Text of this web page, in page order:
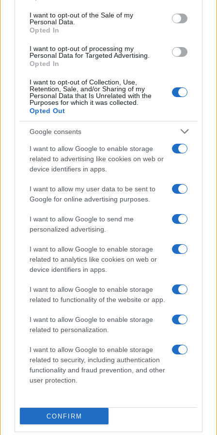
use your data for below specified purposes in below Google
consent section.
I want to opt-out of the Sale of my
Personal Data.
Opted In
I want to opt-out of processing my
Personal Data for Targeted Advertising.
Opted In
I want to opt-out of Collection, Use,
Retention, Sale, and/or Sharing of my
Personal Data that Is Unrelated with the
Purposes for which it was collected.
Opted Out
Google consents
I want to allow Google to enable storage
related to advertising like cookies on web or
device identifiers in apps.
I want to allow my user data to be sent to
Google for online advertising purposes.
I want to allow Google to send me
personalized advertising.
I want to allow Google to enable storage
related to analytics like cookies on web or
device identifiers in apps.
I want to allow Google to enable storage
related to functionality of the website or app.
I want to allow Google to enable storage
related to personalization.
I want to allow Google to enable storage
related to security, including authentication
functionality and fraud prevention, and other
user protection.
CONFIRM
TAGS
ΣΕΙΣΜΟΣ ΣΕΙΣΜΟΣ ΤΩΡΑ
ΣΕΙΣΜΟΣ ΣΚΥΡΟΣ
ΕΥΘΥΜΙΟΣ ΛΕΚΚΑΣ
Ροή Ειδήσεων
ΖΩΔΙΑ
09/08/26 - 23:43
Ζώδια: Οι αστρολογικές προβλέψεις για την Δευτέρα 10/8
από την Αλεξάνδρα Καρτά
09/08/26 - 23:24
Το Σύμφωνο της Μέκκας και η Ανατολική Μεσόγειος:
Ελλάδα και Κύπρο
ΕΛΛΑΔΑ
Εκρηκτικό κοκτέιλ καύσωνα και ανέμων: Στο «κόκκινο»
Αττική, Κυκλάδες και Πελοπόννησος
ΤΟΥΡΚΙΑ
09/08/26 - 23:04
Ισραήλ κατά Τουρκίας: «Δίνει στη Χαμάς χώρο για
ΔΙΕΘΝΗ
09/08/26 - 23:00
στερεύουν και δάση παραδίδονται στις φλόγες
ΕΛΛΑΔΑ
09/08/26 - 22:54
Νεκρός 66χρονος στην Ιβήρων – Είχε καταγγείλει
09/08/26 - 22:24